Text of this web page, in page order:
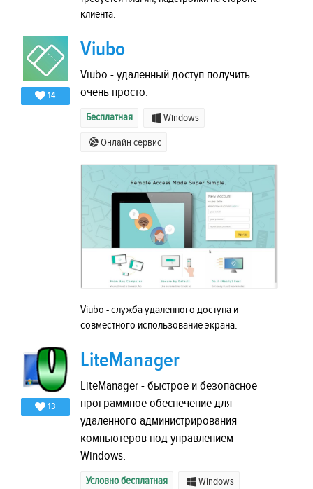
клиента.
14
Viubo
Viubo - удаленный доступ получить
очень просто.
Бесплатная Windows
Онлайн сервис
Viubo - служба удаленного доступа и
совместного использование экрана.
13
LiteManager
LiteManager - быстрое и безопасное
программное обеспечение для
удаленного администрирования
компьютеров под управлением
Windows.
Условно бесплатная Windows